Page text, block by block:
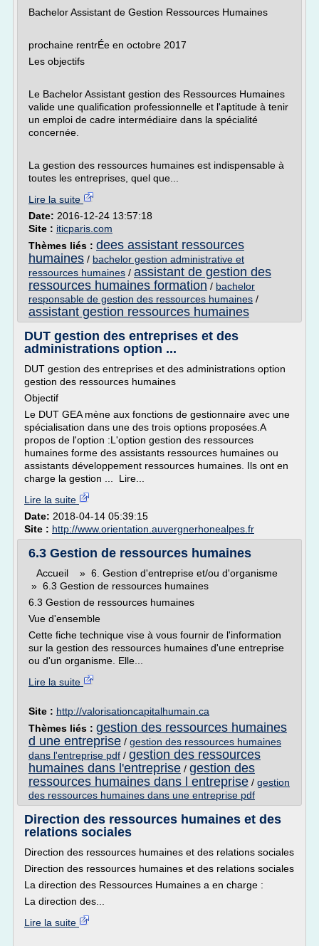
Bachelor Assistant de Gestion Ressources Humaines
prochaine rentrÉe en octobre 2017
Les objectifs
Le Bachelor Assistant gestion des Ressources Humaines
valide une qualification professionnelle et l'aptitude à tenir
un emploi de cadre intermédiaire dans la spécialité
concernée.
La gestion des ressources humaines est indispensable à
toutes les entreprises, quel que...
Lire la suite
Date: 2016-12-24 13:57:18
Site : iticparis.com
Thèmes liés : dees assistant ressources
humaines / bachelor gestion administrative et
ressources humaines / assistant de gestion des
ressources humaines formation / bachelor
responsable de gestion des ressources humaines /
assistant gestion ressources humaines
DUT gestion des entreprises et des
administrations option ...
DUT gestion des entreprises et des administrations option
gestion des ressources humaines
Objectif
Le DUT GEA mène aux fonctions de gestionnaire avec une
spécialisation dans une des trois options proposées.A
propos de l'option :L'option gestion des ressources
humaines forme des assistants ressources humaines ou
assistants développement ressources humaines. Ils ont en
charge la gestion ... Lire...
Lire la suite
Date: 2018-04-14 05:39:15
Site : http://www.orientation.auvergnerhonealpes.fr
6.3 Gestion de ressources humaines
Accueil » 6. Gestion d'entreprise et/ou d'organisme
» 6.3 Gestion de ressources humaines
6.3 Gestion de ressources humaines
Vue d'ensemble
Cette fiche technique vise à vous fournir de l'information
sur la gestion des ressources humaines d'une entreprise
ou d'un organisme. Elle...
Lire la suite
Site : http://valorisationcapitalhumain.ca
Thèmes liés : gestion des ressources humaines
d une entreprise / gestion des ressources humaines
dans l'entreprise pdf / gestion des ressources
humaines dans l'entreprise / gestion des
ressources humaines dans l entreprise / gestion
des ressources humaines dans une entreprise pdf
Direction des ressources humaines et des
relations sociales
Direction des ressources humaines et des relations sociales
Direction des ressources humaines et des relations sociales
La direction des Ressources Humaines a en charge :
La direction des...
Lire la suite